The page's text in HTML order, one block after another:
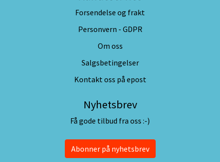
Forsendelse og frakt
Personvern - GDPR
Om oss
Salgsbetingelser
Kontakt oss på epost
Nyhetsbrev
Få gode tilbud fra oss :-)
Abonner på nyhetsbrev